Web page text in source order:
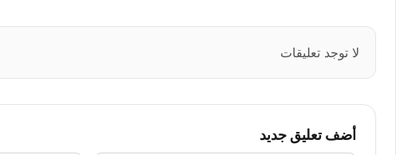
لا توجد تعليقات
أضف تعليق جديد